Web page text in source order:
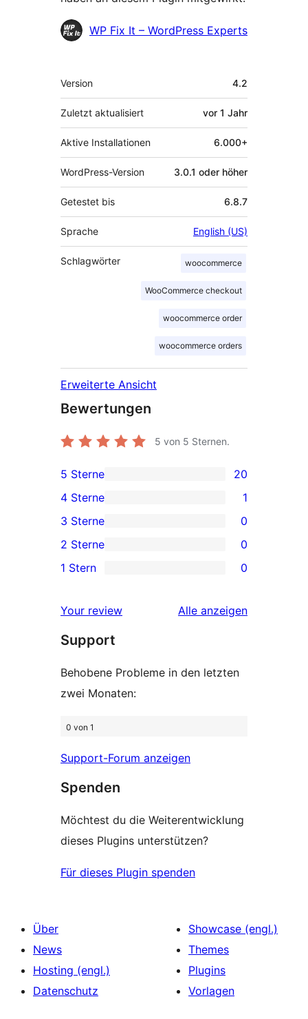
Mitwirkende
WP Fix It – WordPress Experts
Meta
Version 4.2
Zuletzt aktualisiert vor 1 Jahr
Aktive Installationen 6.000+
WordPress-Version 3.0.1 oder höher
Getestet bis 6.8.7
Sprache English (US)
Schlagwörter woocommerce
WooCommerce checkout
woocommerce order
woocommerce orders
Erweiterte Ansicht
Bewertungen
5 von 5 Sternen.
20 5-
Sterne-
Rezensionen
5 Sterne 20
1 4-
Sterne-
Rezension
4 Sterne 1
0 3-
Sterne-
Rezensionen
3 Sterne 0
0 2-
Sterne-
2 Sterne 0
0 1-
Rezensionen
1 Stern 0
Your review Alle Rezensionen
anzeigen
Support
Behobene Probleme in den letzten
zwei Monaten:
0 von 1
Support-Forum anzeigen
Spenden
Möchtest du die Weiterentwicklung
dieses Plugins unterstützen?
Für dieses Plugin spenden
Über
News
Hosting (engl.)
Datenschutz
Showcase (engl.)
Themes
Plugins
Vorlagen